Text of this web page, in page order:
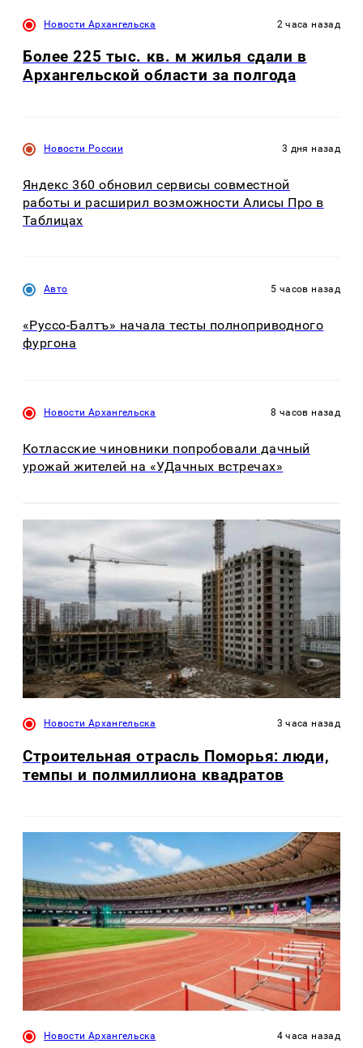
Новости Архангельска 2 часа назад
Более 225 тыс. кв. м жилья сдали в
Архангельской области за полгода
Новости России 3 дня назад
Яндекс 360 обновил сервисы совместной
работы и расширил возможности Алисы Про в
Таблицах
Авто 5 часов назад
«Руссо-Балтъ» начала тесты полноприводного
фургона
Новости Архангельска 8 часов назад
Котласские чиновники попробовали дачный
урожай жителей на «УДачных встречах»
Новости Архангельска 3 часа назад
Строительная отрасль Поморья: люди,
темпы и полмиллиона квадратов
Новости Архангельска 4 часа назад